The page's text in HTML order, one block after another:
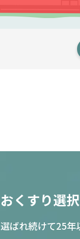
おくすり選
選ばれ続けて25年